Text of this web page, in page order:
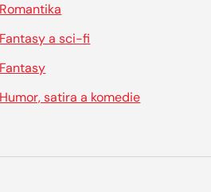
Romantika
Fantasy a sci-fi
Fantasy
Humor, satira a komedie